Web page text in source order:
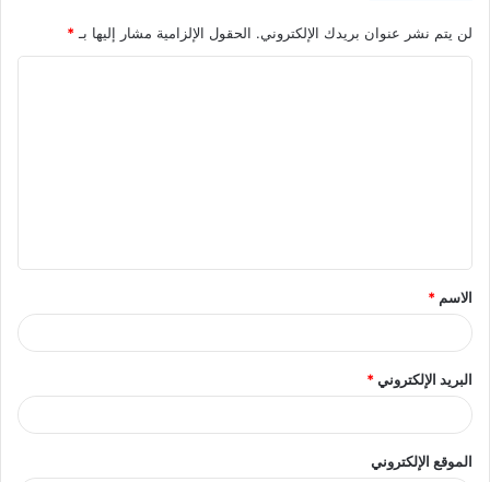
لن يتم نشر عنوان بريدك الإلكتروني. الحقول الإلزامية مشار إليها بـ *
ق
*
الاسم *
البريد الإلكتروني*
الموقع الإلكتروني